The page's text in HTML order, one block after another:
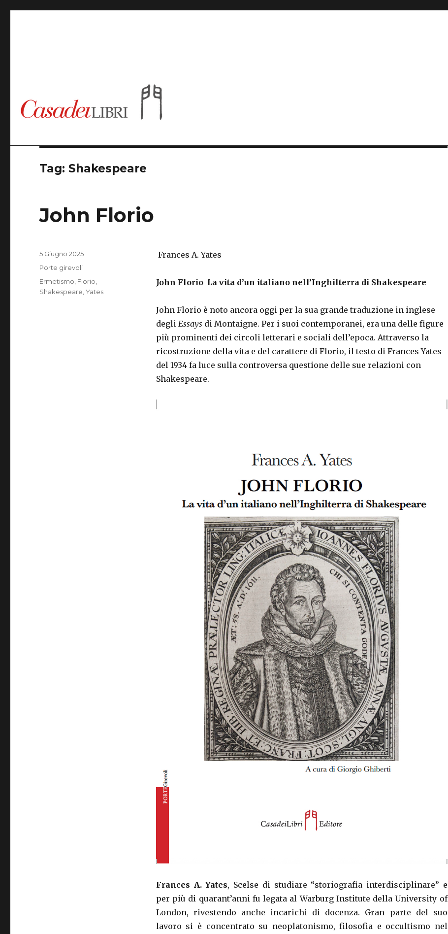
Tag: Shakespeare
John Florio
Frances A. Yates
John Florio La vita d’un italiano nell’Inghilterra di Shakespeare
John Florio è noto ancora oggi per la sua grande traduzione in inglese
degli Essays di Montaigne. Per i suoi contemporanei, era una delle figure
più prominenti dei circoli letterari e sociali dell’epoca. Attraverso la
ricostruzione della vita e del carattere di Florio, il testo di Frances Yates
del 1934 fa luce sulla controversa questione delle sue relazioni con
Shakespeare.
Frances A. Yates, Scelse di studiare “storiografia interdisciplinare” e
per più di quarant’anni fu legata al Warburg Institute della University of
London, rivestendo anche incarichi di docenza. Gran parte del suo
lavoro si è concentrato su neoplatonismo, filosofia e occultismo nel
Pubblicato
il
5 Giugno 2025
Categorie
Porte girevoli
Tag
Ermetismo Florio
Shakespeare ,Yates